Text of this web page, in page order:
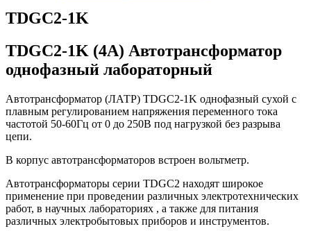
TDGC2-1K
TDGC2-1K (4А) Автотрансформатор
однофазный лабораторный
Автотрансформатор (ЛАТР) TDGC2-1K однофазный сухой с
плавным регулированием напряжения переменного тока
частотой 50-60Гц от 0 до 250В под нагрузкой без разрыва
цепи.
В корпус автотрансформаторов встроен вольтметр.
Автотрансформаторы серии TDGC2 находят широкое
применение при проведении различных электротехнических
работ, в научных лабораториях , а также для питания
различных электробытовых приборов и инструментов.